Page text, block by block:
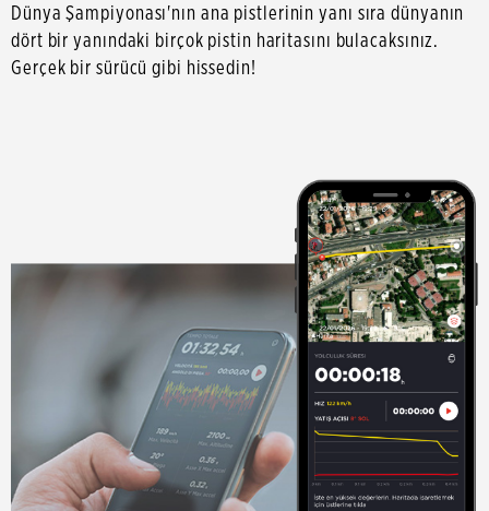
Dünya Şampiyonası'nın ana pistlerinin yanı sıra dünyanın
dört bir yanındaki birçok pistin haritasını bulacaksınız.
Gerçek bir sürücü gibi hissedin!